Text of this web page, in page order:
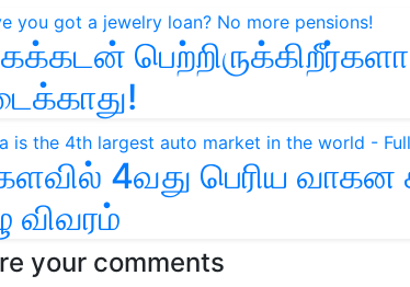
4வது பெரிய வாகன
விவரம்
your comments